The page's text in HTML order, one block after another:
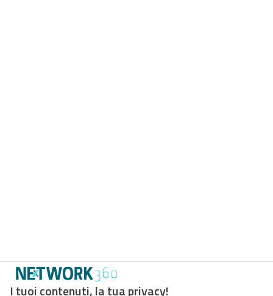
I tuoi contenuti, la tua privacy!